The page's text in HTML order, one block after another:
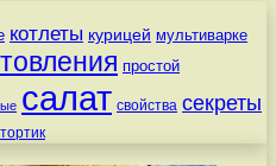
котлеты курицей мультиварке
простой
салат свойства секреты
тортик